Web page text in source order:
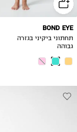
BOND EYE
תחתוני ביקיני בגזרה
גבוהה